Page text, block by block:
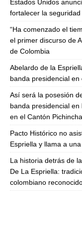
Estados Unidos
fortalecer la
“Ha comenzado el
el primer discurso de
de Colombia
Abelardo de la
banda presidencial
Así será la posesión
banda presidencial
en el Cantón Pichincha
Pacto Histórico no
Espriella y llama a
La historia detrás de
De La Espriella:
colombiano